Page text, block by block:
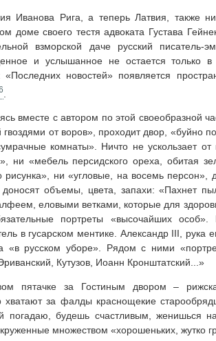
Иванова Рига, а теперь Латвия, также
доме своего тестя адвоката Густава
взморской даче русский писатель-
и услышанное не остается только
«Последних новостей» появляется
вместе с автором по этой своеобразной
гвоздями от воров», проходит двор, «буйно
комнаты». Ничто не ускользает
ни «мебель персидского ореха, обитая
рисунка», ни «угловые, на восемь персон»,
объемы, цвета, запахи: «Пахнет
еловыми ветками, которые для
портреты «высочайших
в гусарском ментике. Александр III, рука
«в русском уборе». Рядом с ними
Кутузов, Иоанн Кронштатский...»
пятачке за Гостиным двором –
хватают за фалды краснощекие
погадаю, будешь счастливым, женишься на
множеством «хорошеньких, жутко